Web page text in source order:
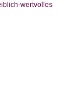
wertvolles